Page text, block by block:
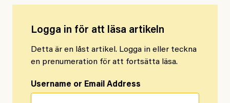
Logga in för att läsa artikeln
Detta är en låst artikel. Logga in eller teckna
en prenumeration för att fortsätta läsa.
Username or Email Address